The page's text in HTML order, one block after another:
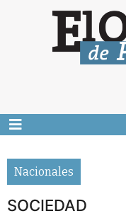
Nacionales
SOCIEDAD